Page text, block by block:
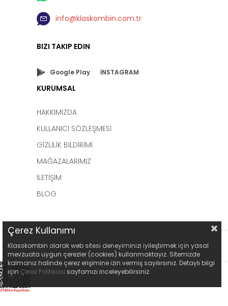
info@klaskombin.com.tr
BIZI TAKIP EDIN
Google Play İNSTAGRAM
KURUMSAL
HAKKIMIZDA
KULLANICI SÖZLEŞMESİ
GİZLİLİK BİLDİRİMİ
MAĞAZALARIMIZ
İLETİŞİM
BLOG
Copyright © 2021KLASS KOMBINAll rights reserved.
Çerez Kullanımı
Klasskombin olarak web sitesi deneyiminizi iyileştirmek için yasal
mevzuata uygun çerezler (cookies) kullanmaktayız. Sitemizde
kalmanız halinde çerez erişimine izin vermiş sayılırsınız. Detaylı bilgi
için Çerez Politikası sayfamızı inceleyebilirsiniz.